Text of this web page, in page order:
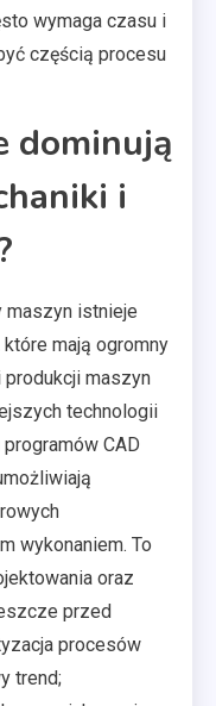
wymaga czasu i
częścią procesu
dominują
i
maszyn istnieje
mają ogromny
produkcji maszyn
technologii
CAD
wykonaniem. To
oraz
przed
procesów
trend;